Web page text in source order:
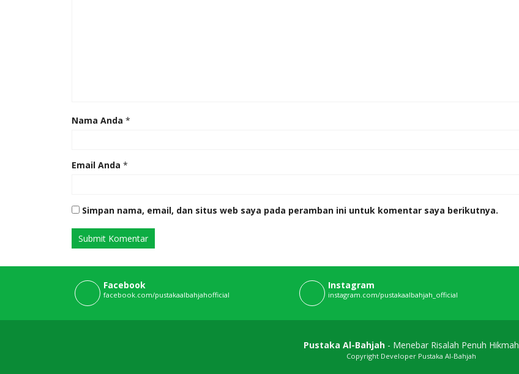
Nama Anda *
Email Anda *
Simpan nama, email, dan situs web saya pada peramban ini untuk komentar saya berikutnya.
Facebook
facebook.com/pustakaalbahjahofficial
Instagram
instagram.com/pustakaalbahjah_official
Pustaka Al-Bahjah - Menebar Risalah Penuh Hikmah
Copyright Developer Pustaka Al-Bahjah